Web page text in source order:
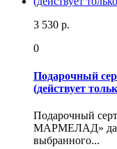
3 530 р.
0
Подарочный
(действует
Подарочный
МАРМЕЛАД»
выбранного...